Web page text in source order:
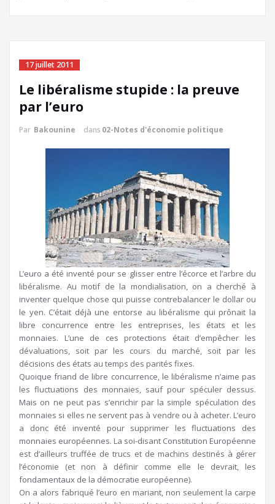
17 juillet 2011
Le libéralisme stupide : la preuve
par l’euro
Par Bakounine dans 02-Notes d'économie politique
L’euro a été inventé pour se glisser entre l’écorce et l’arbre du
libéralisme. Au motif de la mondialisation, on a cherché à
inventer quelque chose qui puisse contrebalancer le dollar ou
le yen. C’était déjà une entorse au libéralisme qui prônait la
libre concurrence entre les entreprises, les états et les
monnaies. L’une de ces protections était d’empêcher les
dévaluations, soit par les cours du marché, soit par les
décisions des états au temps des parités fixes.
Quoique friand de libre concurrence, le libéralisme n’aime pas
les fluctuations des monnaies, sauf pour spéculer dessus.
Mais on ne peut pas s’enrichir par la simple spéculation des
monnaies si elles ne servent pas à vendre ou à acheter. L’euro
a donc été inventé pour supprimer les fluctuations des
monnaies européennes. La soi-disant Constitution Européenne
est d’ailleurs truffée de trucs et de machins destinés à gérer
l’économie (et non à définir comme elle le devrait, les
fondamentaux de la démocratie européenne).
On a alors fabriqué l’euro en mariant, non seulement la carpe